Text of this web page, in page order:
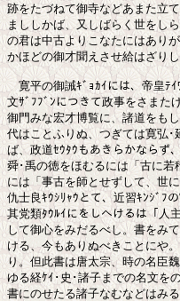
跡をたづねて御寺などあまた立
まししかば、又しばらく世をし
の君は中古よりこなたにはあり
かほどの御才聞えさせ給はざり
寛平の御誡ｷﾞｮｶｲには、帝皇ﾃ
文ｻﾞﾌﾌﾞﾝにつきて政事をさまた
御門みな宏才博覧に、諸道をも
代はことふりぬ、つぎては寛弘
ば、政道ｾｳﾀｳもあきらかならず
舜･禹の徳をほむるには「古に若
には「事古を師とせずして、世
仇士良ｷｳｼﾘｬｳとて、近習ｷﾝｼﾞﾌ
其党類ﾀｳﾙｲにをしへけるは「人
して御心をみだるべし。書をみ
ける、今もありぬべきことにや
り。但此書は唐太宗、時の名臣
ゆる経ｹｲ･史･諸子までの名文を
書にのせたる諸子なむなどはみ